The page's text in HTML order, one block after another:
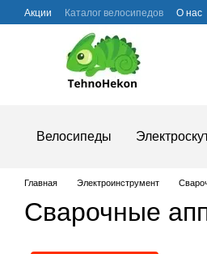
Перейти к основному контенту
Акции Каталог велосипедов О нас
Велосипеды
Главная Электроинструмент
Сварочные